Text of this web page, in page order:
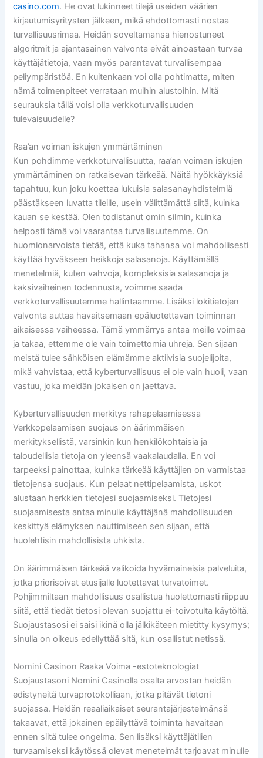
casino.com. He ovat lukinneet tilejä useiden väärien
kirjautumisyritysten jälkeen, mikä ehdottomasti nostaa
turvallisuusrimaa. Heidän soveltamansa hienostuneet
algoritmit ja ajantasainen valvonta eivät ainoastaan turvaa
käyttäjätietoja, vaan myös parantavat turvallisempaa
peliympäristöä. En kuitenkaan voi olla pohtimatta, miten
nämä toimenpiteet verrataan muihin alustoihin. Mitä
seurauksia tällä voisi olla verkkoturvallisuuden
tulevaisuudelle?
Raa’an voiman iskujen ymmärtäminen
Kun pohdimme verkkoturvallisuutta, raa’an voiman iskujen
ymmärtäminen on ratkaisevan tärkeää. Näitä hyökkäyksiä
tapahtuu, kun joku koettaa lukuisia salasanayhdistelmiä
päästäkseen luvatta tileille, usein välittämättä siitä, kuinka
kauan se kestää. Olen todistanut omin silmin, kuinka
helposti tämä voi vaarantaa turvallisuutemme. On
huomionarvoista tietää, että kuka tahansa voi mahdollisesti
käyttää hyväkseen heikkoja salasanoja. Käyttämällä
menetelmiä, kuten vahvoja, kompleksisia salasanoja ja
kaksivaiheinen todennusta, voimme saada
verkkoturvallisuutemme hallintaamme. Lisäksi lokitietojen
valvonta auttaa havaitsemaan epäluotettavan toiminnan
aikaisessa vaiheessa. Tämä ymmärrys antaa meille voimaa
ja takaa, ettemme ole vain toimettomia uhreja. Sen sijaan
meistä tulee sähköisen elämämme aktiivisia suojelijoita,
mikä vahvistaa, että kyberturvallisuus ei ole vain huoli, vaan
vastuu, joka meidän jokaisen on jaettava.
Kyberturvallisuuden merkitys rahapelaamisessa
Verkkopelaamisen suojaus on äärimmäisen
merkityksellistä, varsinkin kun henkilökohtaisia ja
taloudellisia tietoja on yleensä vaakalaudalla. En voi
tarpeeksi painottaa, kuinka tärkeää käyttäjien on varmistaa
tietojensa suojaus. Kun pelaat nettipelaamista, uskot
alustaan herkkien tietojesi suojaamiseksi. Tietojesi
suojaamisesta antaa minulle käyttäjänä mahdollisuuden
keskittyä elämyksen nauttimiseen sen sijaan, että
huolehtisin mahdollisista uhkista.
On äärimmäisen tärkeää valikoida hyvämaineisia palveluita,
jotka priorisoivat etusijalle luotettavat turvatoimet.
Pohjimmiltaan mahdollisuus osallistua huolettomasti riippuu
siitä, että tiedät tietosi olevan suojattu ei-toivotulta käytöltä.
Suojaustasosi ei saisi ikinä olla jälkikäteen mietitty kysymys;
sinulla on oikeus edellyttää sitä, kun osallistut netissä.
Nomini Casinon Raaka Voima -estoteknologiat
Suojaustasoni Nomini Casinolla osalta arvostan heidän
edistyneitä turvaprotokolliaan, jotka pitävät tietoni
suojassa. Heidän reaaliaikaiset seurantajärjestelmänsä
takaavat, että jokainen epäilyttävä toiminta havaitaan
ennen siitä tulee ongelma. Sen lisäksi käyttäjätilien
turvaamiseksi käytössä olevat menetelmät tarjoavat minulle